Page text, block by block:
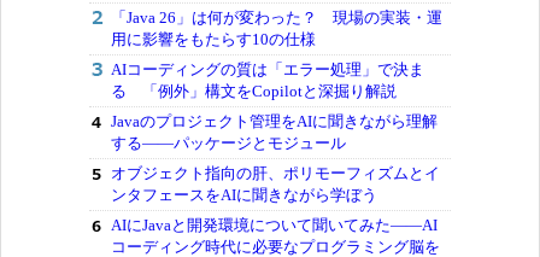
「Java 26」は何が変わった？ 現場の実装・運
用に影響をもたらす10の仕様
AIコーディングの質は「エラー処理」で決ま
る 「例外」構文をCopilotと深掘り解説
Javaのプロジェクト管理をAIに聞きながら理解
する――パッケージとモジュール
オブジェクト指向の肝、ポリモーフィズムとイ
ンタフェースをAIに聞きながら学ぼう
AIにJavaと開発環境について聞いてみた――AI
コーディング時代に必要なプログラミング脳を